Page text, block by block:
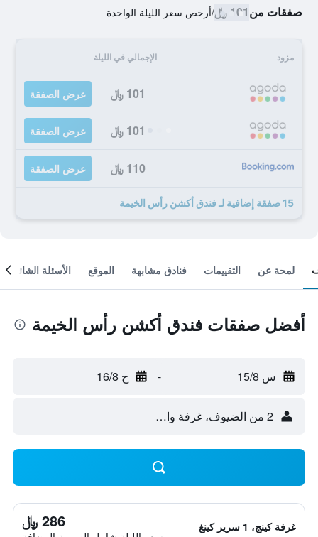
صفقات من101 ﷼ /أرخص سعر الليلة الواحدة
مزود الإجمالي في الليلة
101 ﷼ عرض الصفقة
101 ﷼ عرض الصفقة
110 ﷼ عرض الصفقة
15 صفقة إضافية لـ فندق أكشن رأس الخيمة
لمحة عن التقييمات فنادق مشابهة الموقع الأسئلة الشائعة
أفضل صفقات فندق أكشن رأس الخيمة
س 15/8 - ح 16/8
2 من الضيوف، غرفة واحدة
غرفة كينج، 1 سرير كينغ 286 ﷼